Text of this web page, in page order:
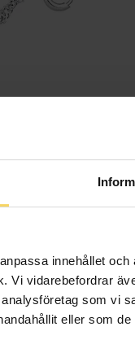
innehållet
Vi vidarebefordrar
som vi
eller som